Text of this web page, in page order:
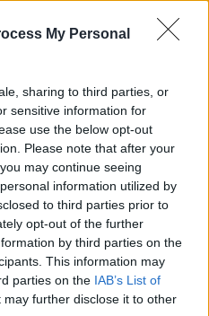
My Personal
sharing to third parties, or
sensitive information for
use the below opt-out
Please note that after your
may continue seeing
information utilized by
to third parties prior to
opt-out of the further
by third parties on the
This information may
parties on the IAB’s List of
may further disclose it to other
utca 8.
Eladó:Nagyházi Galéria és
Aukciósház
Cím: Müller Márta
Nagyházi Galéria és Aukciósház
Kft.
1055 Budapest, Balaton utca 8.
Telefon: +361 475 6000 +361
4756005